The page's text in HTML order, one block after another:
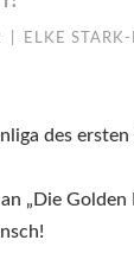
ELKE
des
„Die Golden